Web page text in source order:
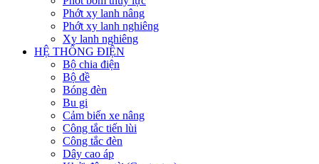
Phớt xy lanh nâng
Phớt xy lanh nghiêng
Xy lanh nghiêng
HỆ THỐNG ĐIỆN
Bộ chia điện
Bộ đề
Bóng đèn
Bu gi
Cảm biến xe nâng
Công tắc tiến lùi
Công tắc đèn
Dây cao áp